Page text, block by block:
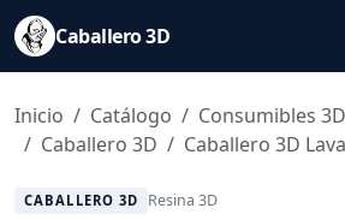
Caballero 3D
Inicio Catálogo Consumibles 3D
Caballero 3D
Caballero 3D Lavable en
CABALLERO 3D Resina 3D